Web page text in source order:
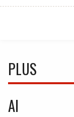
PLUS
AI